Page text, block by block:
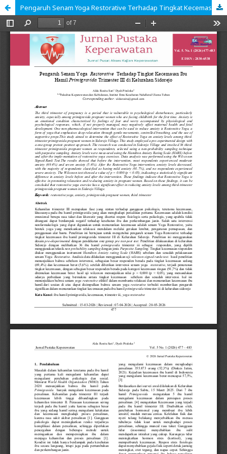
Pengaruh Senam Yoga Restorative Terhadap Tingkat Kecemasan Ibu Hamil Primigravida Trimester III di Kelurahan Sidorejo